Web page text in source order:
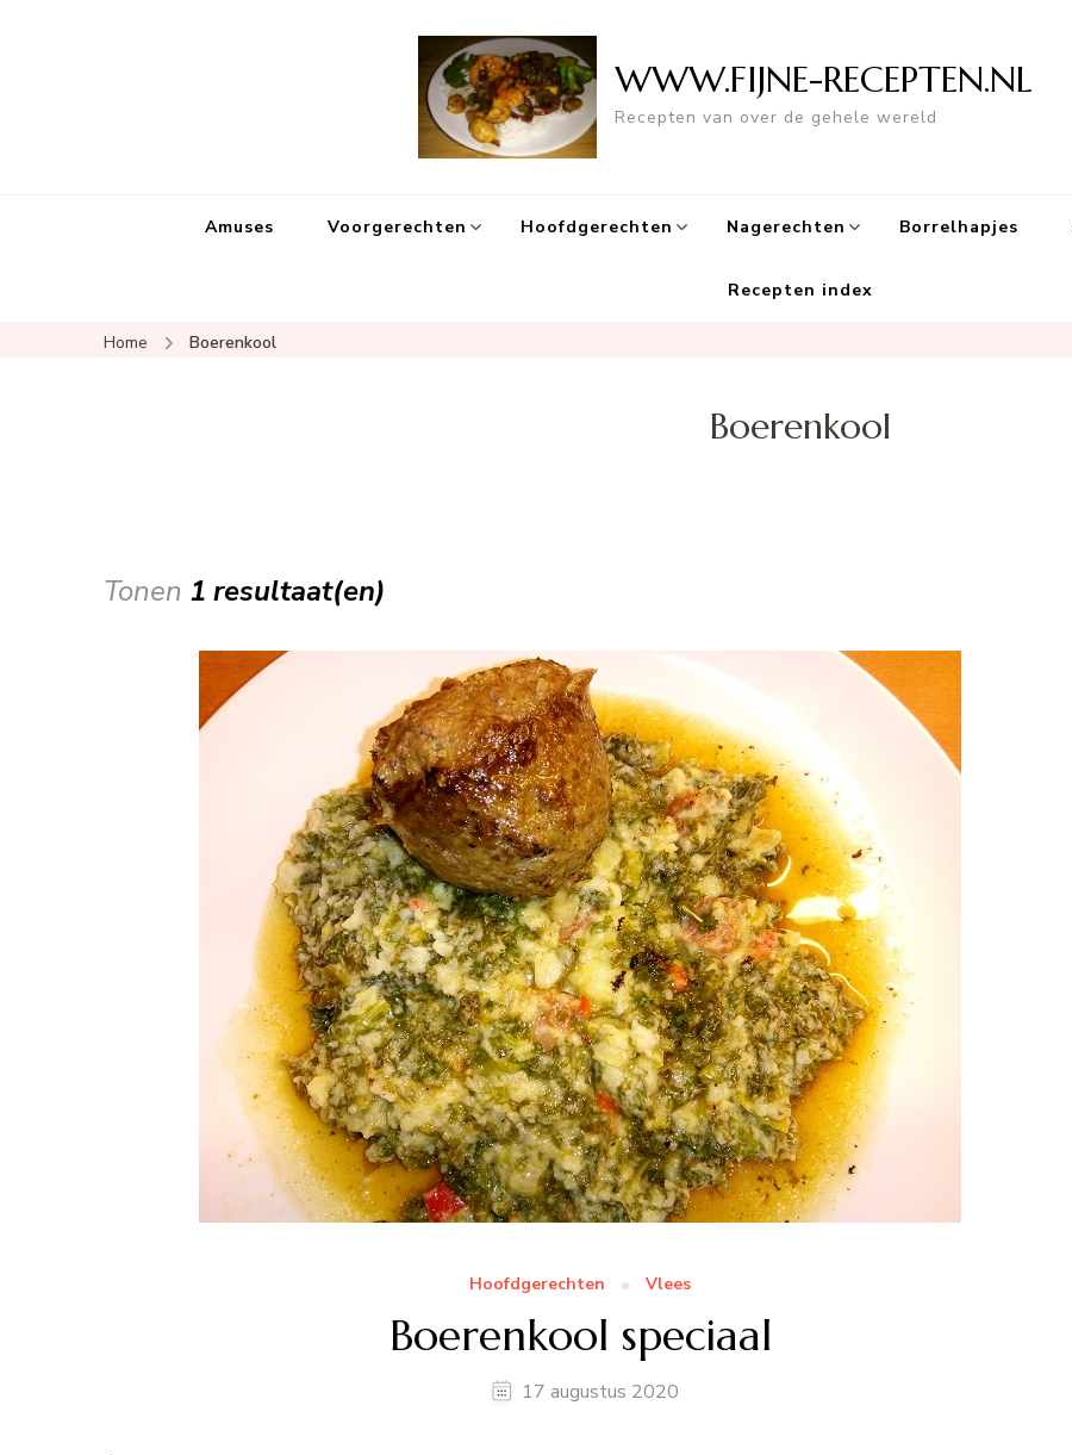
WWW.FIJNE-RECEPTEN.NL
Recepten van over de gehele wereld
Amuses Voorgerechten Hoofdgerechten Nagerechten Borrelhapjes
Recepten index
Home Boerenkool
Boerenkool
Tonen 1 resultaat(en)
Hoofdgerechten Vlees
Boerenkool speciaal
17 augustus 2020